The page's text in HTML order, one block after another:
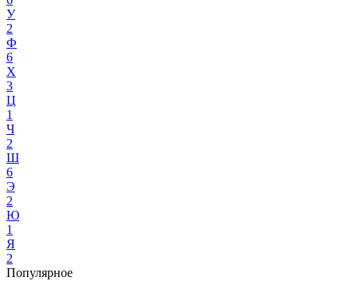
У
2
Ф
6
Х
3
Ц
1
Ч
2
Ш
6
Э
2
Ю
1
Я
2
Популярное